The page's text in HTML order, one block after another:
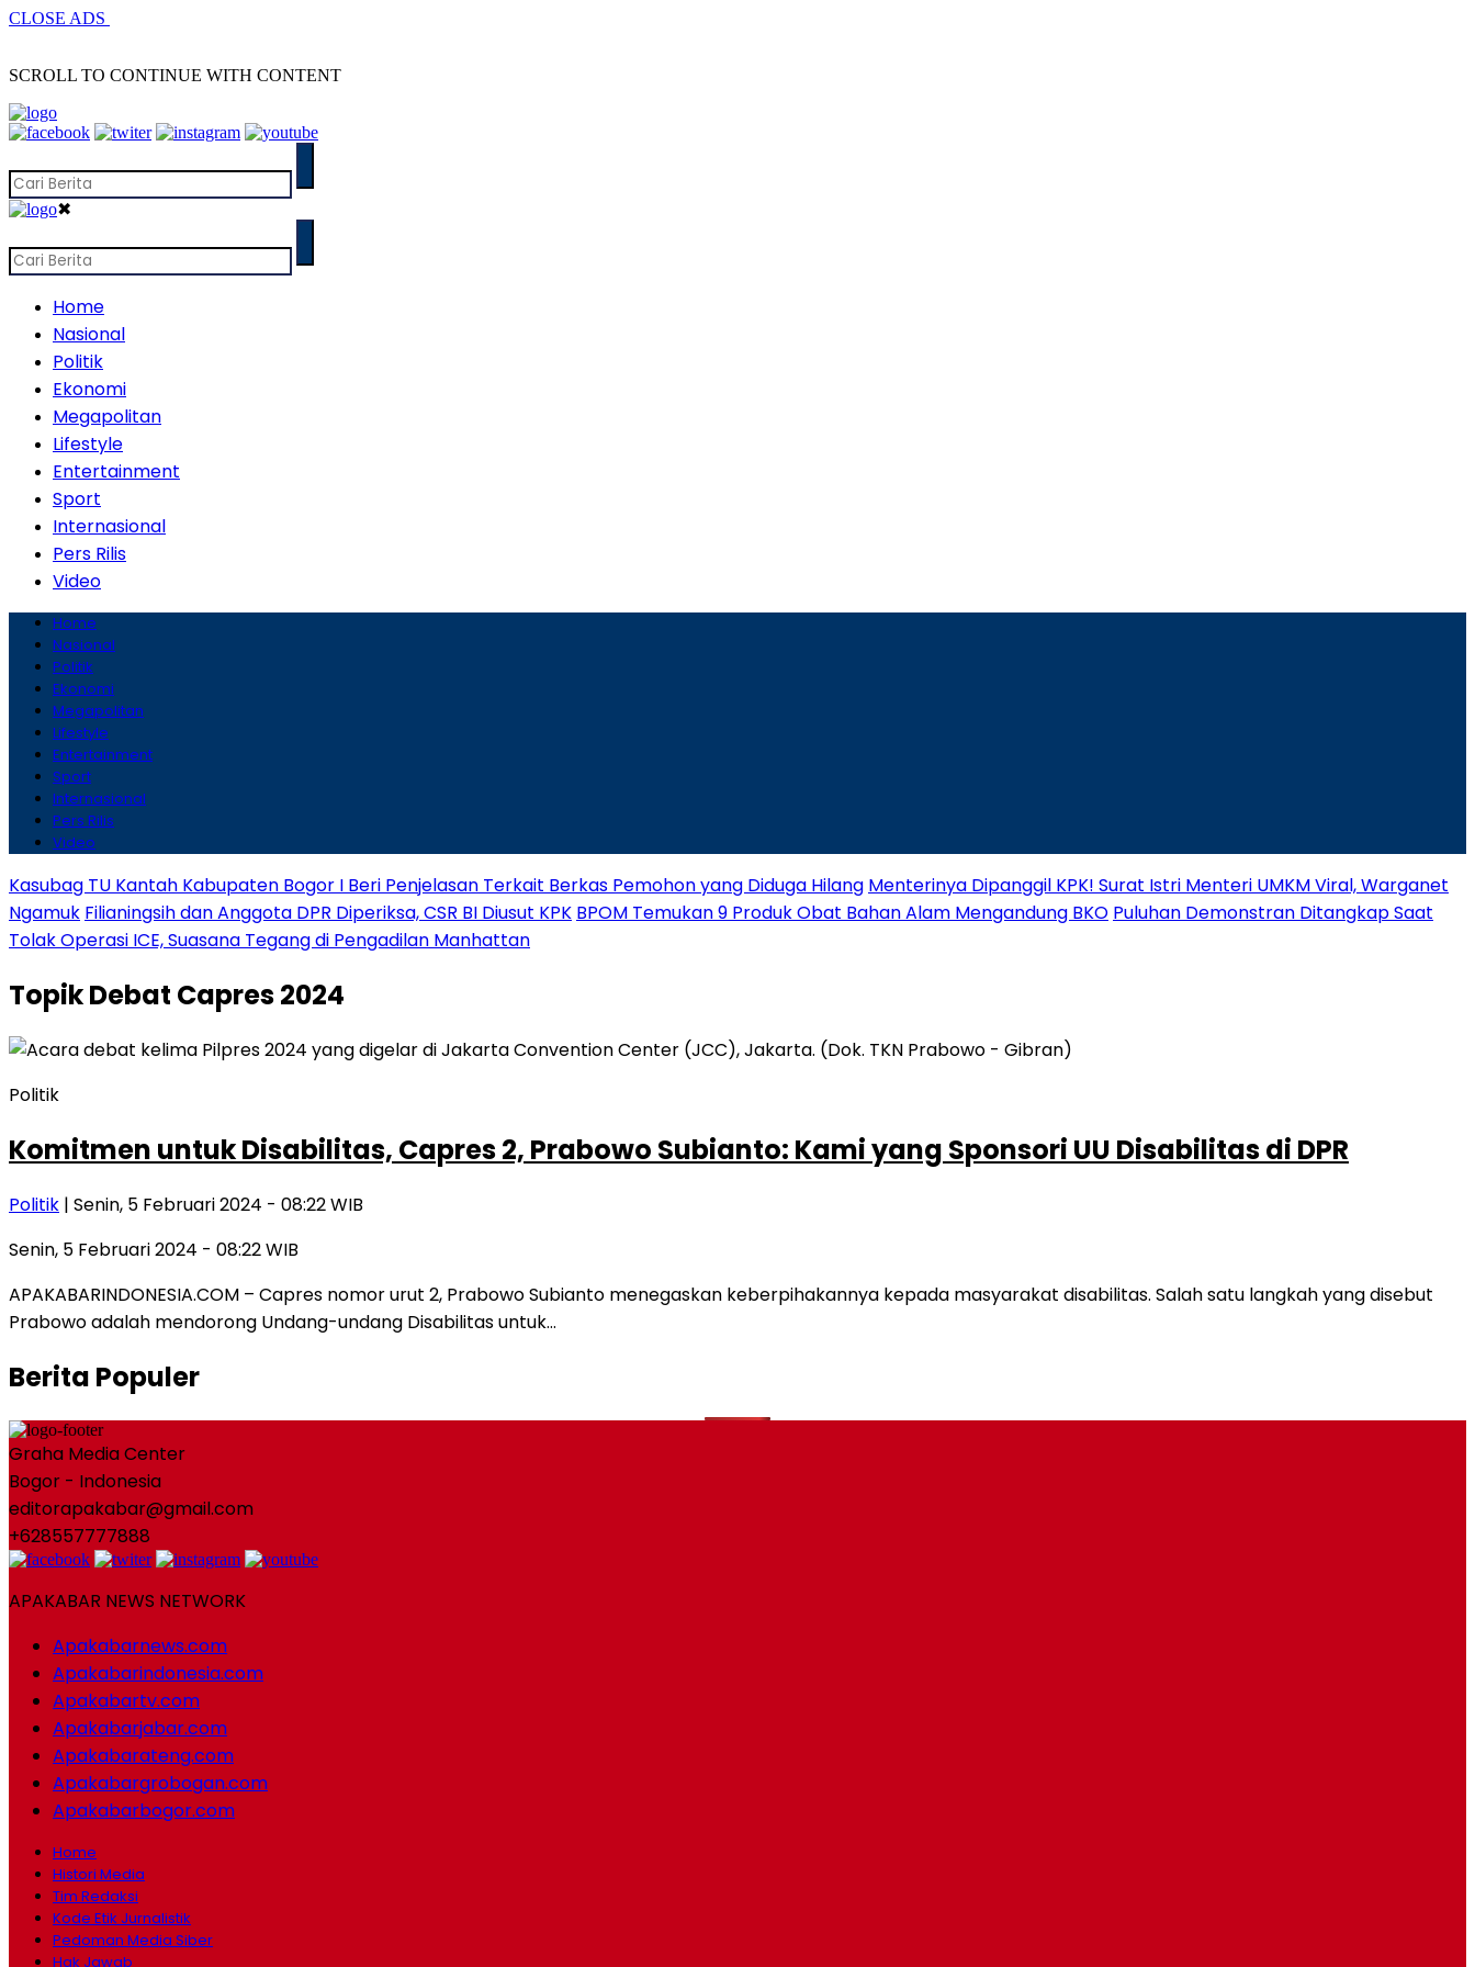
CLOSE ADS
SCROLL TO CONTINUE WITH CONTENT
✖
Home
Nasional
Politik
Ekonomi
Megapolitan
Lifestyle
Entertainment
Sport
Internasional
Pers Rilis
Video
Home
Nasional
Politik
Ekonomi
Megapolitan
Lifestyle
Entertainment
Sport
Internasional
Pers Rilis
Video
Kasubag TU Kantah Kabupaten Bogor I Beri Penjelasan Terkait Berkas Pemohon yang Diduga Hilang Menterinya Dipanggil KPK! Surat Istri Menteri UMKM Viral, Warganet
Ngamuk Filianingsih dan Anggota DPR Diperiksa, CSR BI Diusut KPK BPOM Temukan 9 Produk Obat Bahan Alam Mengandung BKO Puluhan Demonstran Ditangkap Saat
Tolak Operasi ICE, Suasana Tegang di Pengadilan Manhattan
TopikDebat Capres 2024
Politik
Komitmen untuk Disabilitas, Capres 2, Prabowo Subianto: Kami yang Sponsori UU Disabilitas di DPR
Politik | Senin, 5 Februari 2024 - 08:22 WIB
Senin, 5 Februari 2024 - 08:22 WIB
APAKABARINDONESIA.COM – Capres nomor urut 2, Prabowo Subianto menegaskan keberpihakannya kepada masyarakat disabilitas. Salah satu langkah yang disebut
Prabowo adalah mendorong Undang-undang Disabilitas untuk…
Berita Populer
Graha Media Center
Bogor - Indonesia
editorapakabar@gmail.com
+628557777888
APAKABAR NEWS NETWORK
Apakabarnews.com
Apakabarindonesia.com
Apakabartv.com
Apakabarjabar.com
Apakabarateng.com
Apakabargrobogan.com
Apakabarbogor.com
Home
Histori Media
Tim Redaksi
Kode Etik Jurnalistik
Pedoman Media Siber
Hak Jawab